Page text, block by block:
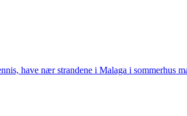
have nær strandene i Malaga i sommerhus